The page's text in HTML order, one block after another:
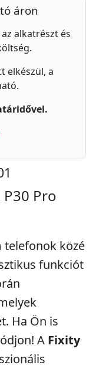
áron
alkatrészt és
elkészül, a
Pro
telefonok közé
funkciót
Ha Ön is
A Fixity